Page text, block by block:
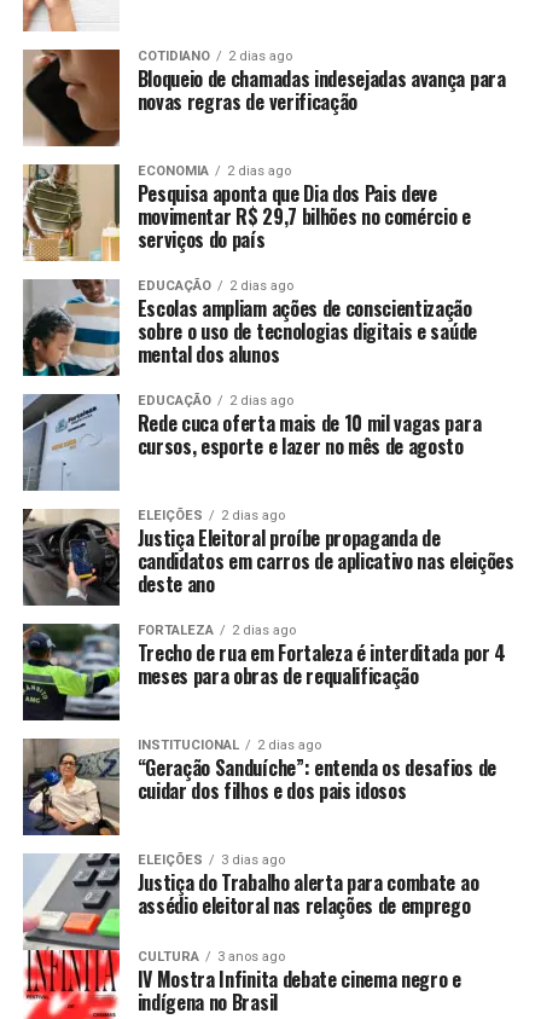
COTIDIANO 2 dias ago
Bloqueio de chamadas indesejadas avança para
novas regras de verificação
ECONOMIA 2 dias ago
Pesquisa aponta que Dia dos Pais deve
movimentar R$ 29,7 bilhões no comércio e
serviços do país
EDUCAÇÃO 2 dias ago
Escolas ampliam ações de conscientização
sobre o uso de tecnologias digitais e saúde
mental dos alunos
EDUCAÇÃO 2 dias ago
Rede cuca oferta mais de 10 mil vagas para
cursos, esporte e lazer no mês de agosto
ELEIÇÕES 2 dias ago
Justiça Eleitoral proíbe propaganda de
candidatos em carros de aplicativo nas eleições
deste ano
FORTALEZA 2 dias ago
Trecho de rua em Fortaleza é interditada por 4
meses para obras de requalificação
INSTITUCIONAL 2 dias ago
“Geração Sanduíche”: entenda os desafios de
cuidar dos filhos e dos pais idosos
ELEIÇÕES 3 dias ago
Justiça do Trabalho alerta para combate ao
assédio eleitoral nas relações de emprego
CULTURA 3 anos ago
IV Mostra Infinita debate cinema negro e
indígena no Brasil